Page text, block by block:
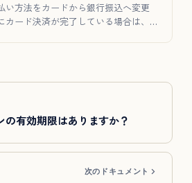
い方法をカードから銀行振込へ変更
ード決済が完了している場合は、
の有効期限はありますか？
次のドキュメント